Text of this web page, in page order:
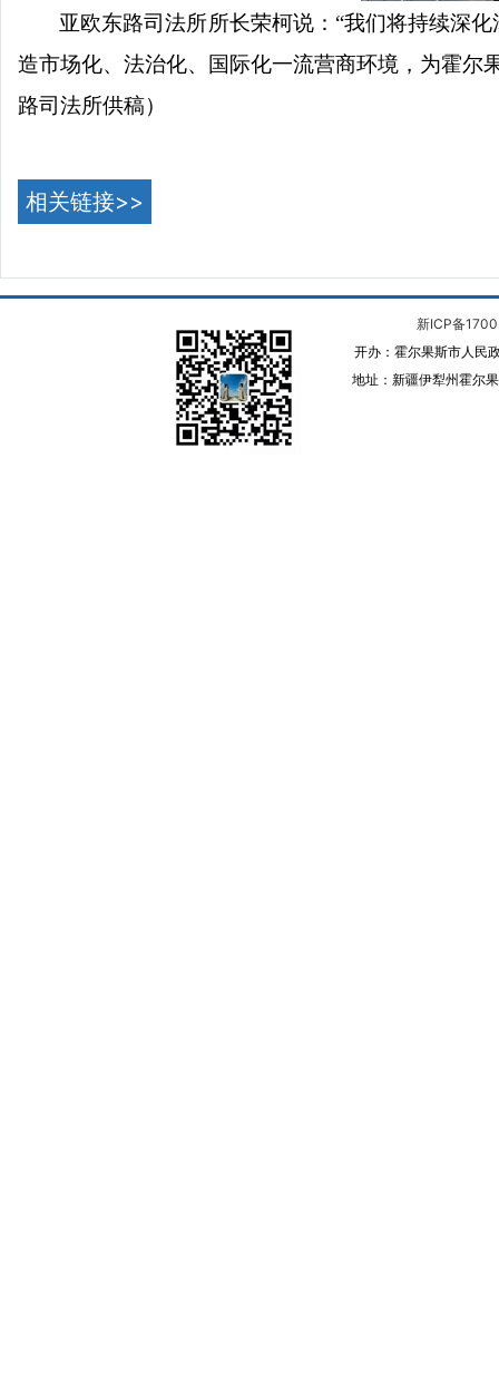
亚欧东路司法所所长荣柯说： “我们将持续深
造市场化、法治化、国际化一流营商环境，为霍尔
路司法所供稿）
相关链接>>
新ICP备
开办：霍尔果斯市人民
地址：新疆伊犁州霍